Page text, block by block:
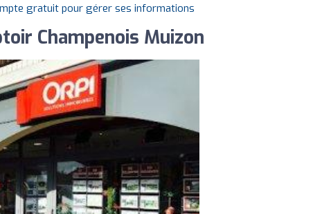
gratuit pour gérer ses informations
Champenois Muizon